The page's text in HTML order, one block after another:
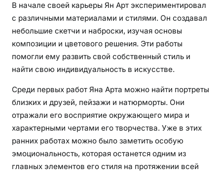
В начале своей карьеры Ян Арт экспериментировал
с различными материалами и стилями. Он создавал
небольшие скетчи и наброски, изучая основы
композиции и цветового решения. Эти работы
помогли ему развить свой собственный стиль и
найти свою индивидуальность в искусстве.
Среди первых работ Яна Арта можно найти портреты
близких и друзей, пейзажи и натюрморты. Они
отражали его восприятие окружающего мира и
характерными чертами его творчества. Уже в этих
ранних работах можно было заметить особую
эмоциональность, которая останется одним из
главных элементов его стиля на протяжении всей